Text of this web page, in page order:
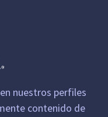
nuestros perfiles
contenido de